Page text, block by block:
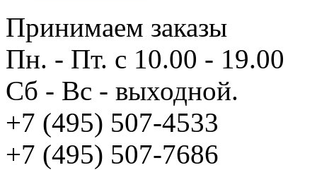
Принимаем заказы
Пн. - Пт. с 10.00 - 19.00
Сб - Вс - выходной.
+7 (495) 507-4533
+7 (495) 507-7686